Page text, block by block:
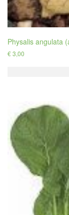
Physalis angulata
€3,00